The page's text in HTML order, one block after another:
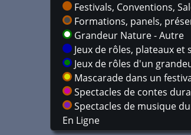
Festivals, Conventions,
Formations, panels,
Grandeur Nature - Autre
Jeux de rôles, plateaux et
Jeux de rôles d'un
Mascarade dans un
Spectacles de contes
Spectacles de musique
En Ligne